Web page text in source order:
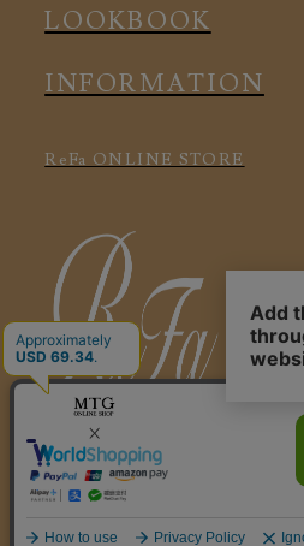
LOOKBOOK
INFORMATION
ReFa ONLINE STORE
特定商取引に関する法律に基づく表記
個人情報保護方針